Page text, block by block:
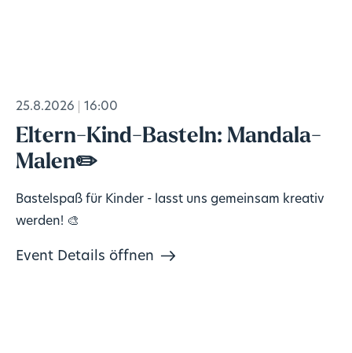
25.8.2026 16:00
Eltern-Kind-Basteln: Mandala-
Malen✏️
Bastelspaß für Kinder - lasst uns gemeinsam kreativ
werden! 🎨
Event Details öffnen